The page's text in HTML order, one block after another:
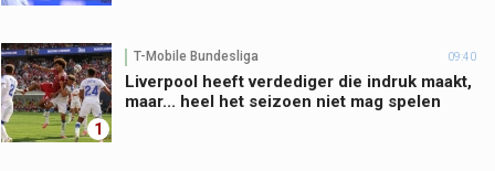
1
T-Mobile Bundesliga 09:40
Liverpool heeft verdediger die indruk maakt,
maar... heel het seizoen niet mag spelen